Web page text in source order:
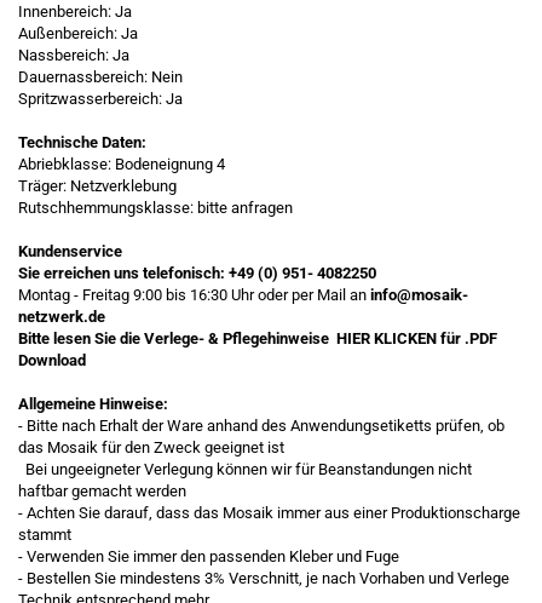
Innenbereich: Ja
Außenbereich: Ja
Nassbereich: Ja
Dauernassbereich: Nein
Spritzwasserbereich: Ja
Technische Daten:
Abriebklasse: Bodeneignung 4
Träger: Netzverklebung
Rutschhemmungsklasse: bitte anfragen
Kundenservice
Sie erreichen uns telefonisch: +49 (0) 951- 4082250
Montag - Freitag 9:00 bis 16:30 Uhr oder per Mail an info@mosaik-
netzwerk.de
Bitte lesen Sie die Verlege- & Pflegehinweise HIER KLICKEN für .PDF
Download
Allgemeine Hinweise:
- Bitte nach Erhalt der Ware anhand des Anwendungsetiketts prüfen, ob
das Mosaik für den Zweck geeignet ist
Bei ungeeigneter Verlegung können wir für Beanstandungen nicht
haftbar gemacht werden
- Achten Sie darauf, dass das Mosaik immer aus einer Produktionscharge
stammt
- Verwenden Sie immer den passenden Kleber und Fuge
- Bestellen Sie mindestens 3% Verschnitt, je nach Vorhaben und Verlege